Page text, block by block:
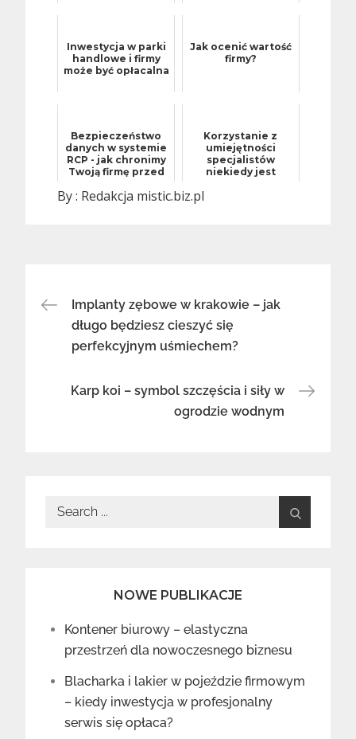
Inwestycja w parki
handlowe i firmy
może być opłacalna
Jak ocenić wartość
firmy?
Bezpieczeństwo
danych w systemie
RCP - jak chronimy
Twoją firmę przed
Korzystanie z
umiejętności
specjalistów
niekiedy jest
generalnie rzecz
By : Redakcja mistic.biz.pl
Nawigacja
wpisu
Implanty zębowe w krakowie – jak
długo będziesz cieszyć się
perfekcyjnym uśmiechem?
Karp koi – symbol szczęścia i siły w
ogrodzie wodnym
Search
NOWE PUBLIKACJE
Kontener biurowy – elastyczna
przestrzeń dla nowoczesnego biznesu
Blacharka i lakier w pojeździe firmowym
– kiedy inwestycja w profesjonalny
serwis się opłaca?